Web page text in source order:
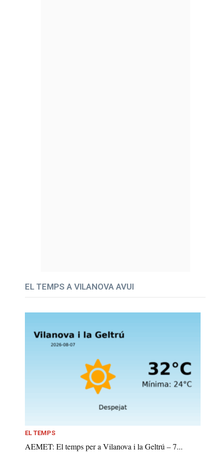
EL TEMPS A VILANOVA AVUI
EL TEMPS
AEMET: El temps per a Vilanova i la Geltrú – 7...